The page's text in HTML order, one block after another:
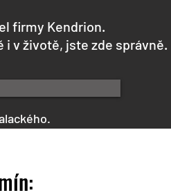
firmy Kendrion.
v životě, jste zde správně.